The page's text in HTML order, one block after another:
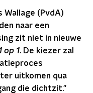
(PvdA)
naar een
zit niet in nieuwe
op 1. De kiezer zal
uitkomen qua
die dichtzit."